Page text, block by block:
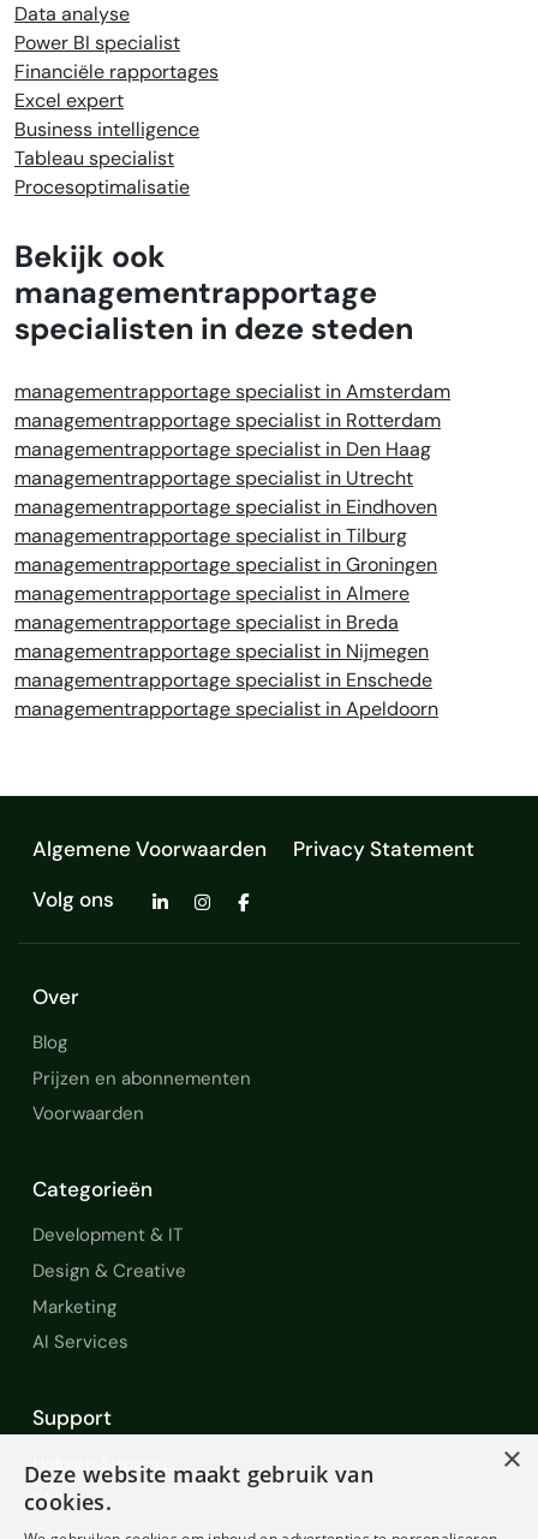
Data analyse
Power BI specialist
Financiële rapportages
Excel expert
Business intelligence
Tableau specialist
Procesoptimalisatie
Bekijk ook
managementrapportage
specialisten in deze steden
managementrapportage specialist in Amsterdam
managementrapportage specialist in Rotterdam
managementrapportage specialist in Den Haag
managementrapportage specialist in Utrecht
managementrapportage specialist in Eindhoven
managementrapportage specialist in Tilburg
managementrapportage specialist in Groningen
managementrapportage specialist in Almere
managementrapportage specialist in Breda
managementrapportage specialist in Nijmegen
managementrapportage specialist in Enschede
managementrapportage specialist in Apeldoorn
Algemene Voorwaarden
Privacy Statement
Volg ons
Over
Blog
Prijzen en abonnementen
Voorwaarden
Categorieën
Development & IT
Design & Creative
Marketing
AI Services
Support
Help en Support
FAQ
×
Deze website maakt gebruik van
cookies.